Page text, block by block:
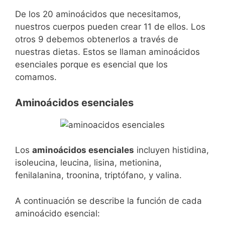
De los 20 aminoácidos que necesitamos,
nuestros cuerpos pueden crear 11 de ellos. Los
otros 9 debemos obtenerlos a través de
nuestras dietas. Estos se llaman aminoácidos
esenciales porque es esencial que los
comamos.
Aminoácidos esenciales
Los aminoácidos esenciales incluyen histidina,
isoleucina, leucina, lisina, metionina,
fenilalanina, troonina, triptófano, y valina.
A continuación se describe la función de cada
aminoácido esencial: